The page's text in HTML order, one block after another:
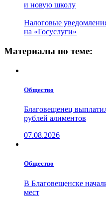
и новую школу
Налоговые
на «Госуслуги»
Материалы по теме:
Общество
Благовещенец
рублей алиментов
07.08.2026
Общество
В Благовещенске
мест